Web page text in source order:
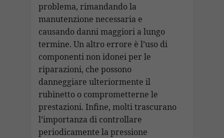
problema, rimandando la
manutenzione necessaria e
causando danni maggiori a lungo
termine. Un altro errore è l’uso di
componenti non idonei per le
riparazioni, che possono
danneggiare ulteriormente il
rubinetto o comprometterne le
prestazioni. Infine, molti trascurano
l’importanza di controllare
periodicamente la pressione